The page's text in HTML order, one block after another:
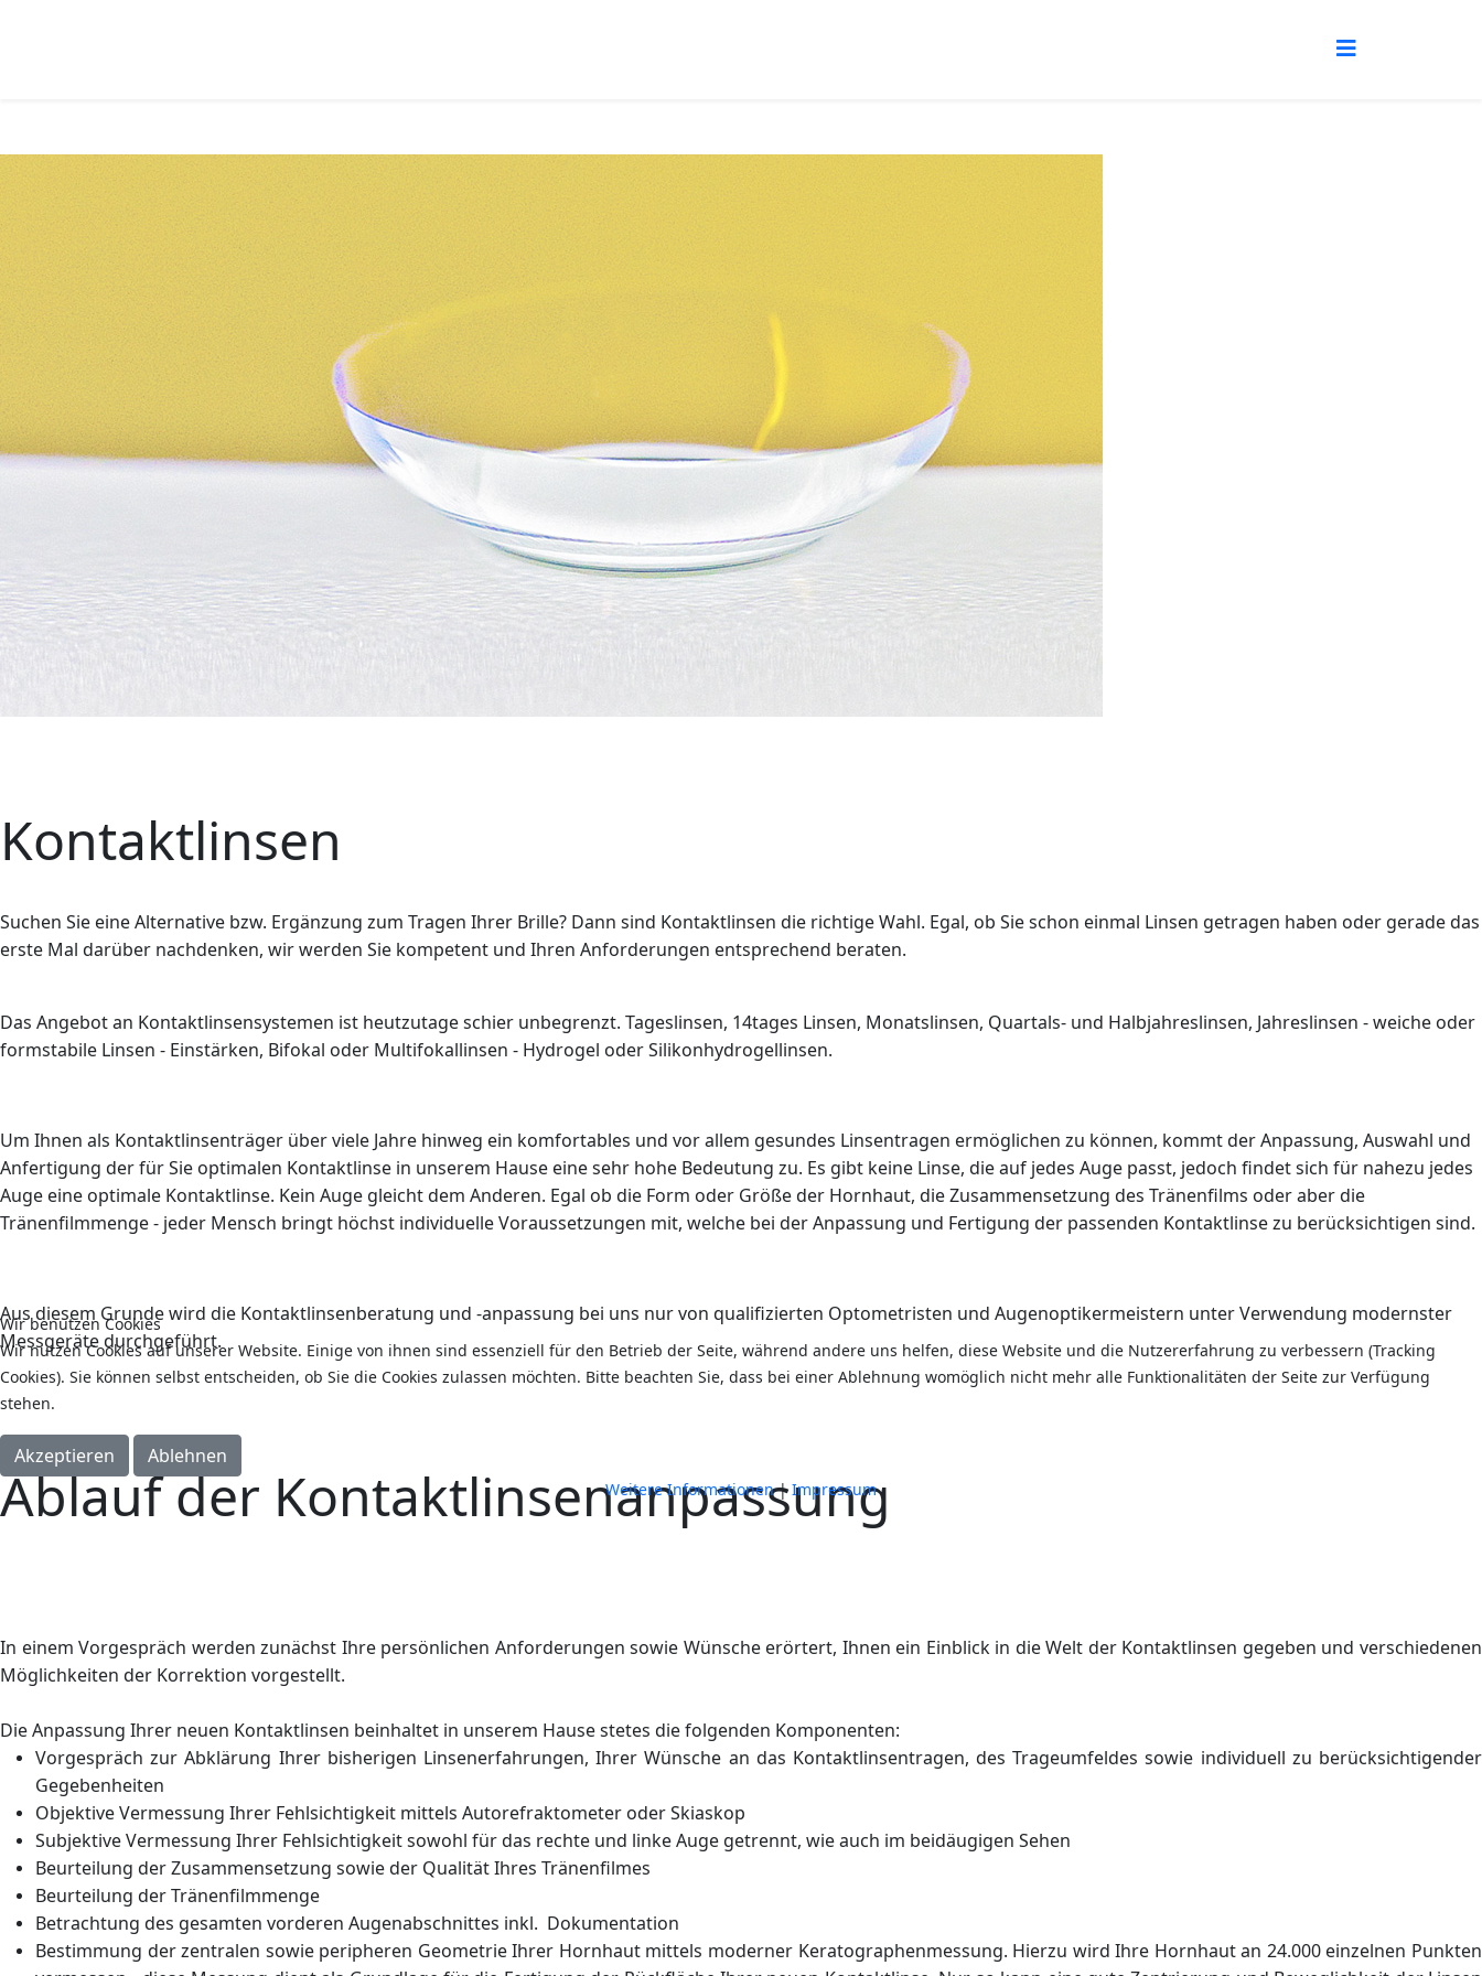
Kontaktlinsen
Suchen Sie eine Alternative bzw. Ergänzung zum Tragen Ihrer Brille? Dann sind Kontaktlinsen die richtige Wahl. Egal, ob Sie schon einmal Linsen getragen haben oder gerade das
erste Mal darüber nachdenken, wir werden Sie kompetent und Ihren Anforderungen entsprechend beraten.
Das Angebot an Kontaktlinsensystemen ist heutzutage schier unbegrenzt. Tageslinsen, 14tages Linsen, Monatslinsen, Quartals- und Halbjahreslinsen, Jahreslinsen - weiche oder
formstabile Linsen - Einstärken, Bifokal oder Multifokallinsen - Hydrogel oder Silikonhydrogellinsen.
Um Ihnen als Kontaktlinsenträger über viele Jahre hinweg ein komfortables und vor allem gesundes Linsentragen ermöglichen zu können, kommt der Anpassung, Auswahl und
Anfertigung der für Sie optimalen Kontaktlinse in unserem Hause eine sehr hohe Bedeutung zu. Es gibt keine Linse, die auf jedes Auge passt, jedoch findet sich für nahezu jedes
Auge eine optimale Kontaktlinse. Kein Auge gleicht dem Anderen. Egal ob die Form oder Größe der Hornhaut, die Zusammensetzung des Tränenfilms oder aber die
Tränenfilmmenge - jeder Mensch bringt höchst individuelle Voraussetzungen mit, welche bei der Anpassung und Fertigung der passenden Kontaktlinse zu berücksichtigen sind.
Aus diesem Grunde wird die Kontaktlinsenberatung und -anpassung bei uns nur von qualifizierten Optometristen und Augenoptikermeistern unter Verwendung modernster
Messgeräte durchgeführt.
Ablauf der Kontaktlinsenanpassung
In einem Vorgespräch werden zunächst Ihre persönlichen Anforderungen sowie Wünsche erörtert, Ihnen ein Einblick in die Welt der Kontaktlinsen gegeben und verschiedenen
Möglichkeiten der Korrektion vorgestellt.
Die Anpassung Ihrer neuen Kontaktlinsen beinhaltet in unserem Hause stetes die folgenden Komponenten:
Vorgespräch zur Abklärung Ihrer bisherigen Linsenerfahrungen, Ihrer Wünsche an das Kontaktlinsentragen, des Trageumfeldes sowie individuell zu berücksichtigender
Gegebenheiten
Objektive Vermessung Ihrer Fehlsichtigkeit mittels Autorefraktometer oder Skiaskop
Subjektive Vermessung Ihrer Fehlsichtigkeit sowohl für das rechte und linke Auge getrennt, wie auch im beidäugigen Sehen
Beurteilung der Zusammensetzung sowie der Qualität Ihres Tränenfilmes
Beurteilung der Tränenfilmmenge
Betrachtung des gesamten vorderen Augenabschnittes inkl. Dokumentation
Bestimmung der zentralen sowie peripheren Geometrie Ihrer Hornhaut mittels moderner Keratographenmessung. Hierzu wird Ihre Hornhaut an 24.000 einzelnen Punkten
Wir benutzen Cookies
Wir nutzen Cookies auf unserer Website. Einige von ihnen sind essenziell für den Betrieb der Seite, während andere uns helfen, diese Website und die Nutzererfahrung zu verbessern (Tracking
Cookies). Sie können selbst entscheiden, ob Sie die Cookies zulassen möchten. Bitte beachten Sie, dass bei einer Ablehnung womöglich nicht mehr alle Funktionalitäten der Seite zur Verfügung
stehen.
Akzeptieren Ablehnen
Weitere Informationen|Impressum